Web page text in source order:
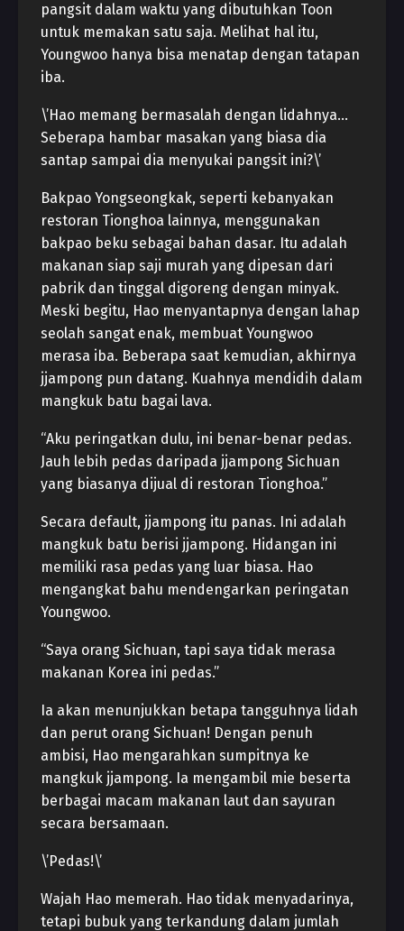
pangsit dalam waktu yang dibutuhkan Toon
untuk memakan satu saja. Melihat hal itu,
Youngwoo hanya bisa menatap dengan tatapan
iba.
\’Hao memang bermasalah dengan lidahnya…
Seberapa hambar masakan yang biasa dia
santap sampai dia menyukai pangsit ini?\’
Bakpao Yongseongkak, seperti kebanyakan
restoran Tionghoa lainnya, menggunakan
bakpao beku sebagai bahan dasar. Itu adalah
makanan siap saji murah yang dipesan dari
pabrik dan tinggal digoreng dengan minyak.
Meski begitu, Hao menyantapnya dengan lahap
seolah sangat enak, membuat Youngwoo
merasa iba. Beberapa saat kemudian, akhirnya
jjampong pun datang. Kuahnya mendidih dalam
mangkuk batu bagai lava.
“Aku peringatkan dulu, ini benar-benar pedas.
Jauh lebih pedas daripada jjampong Sichuan
yang biasanya dijual di restoran Tionghoa.”
Secara default, jjampong itu panas. Ini adalah
mangkuk batu berisi jjampong. Hidangan ini
memiliki rasa pedas yang luar biasa. Hao
mengangkat bahu mendengarkan peringatan
Youngwoo.
“Saya orang Sichuan, tapi saya tidak merasa
makanan Korea ini pedas.”
Ia akan menunjukkan betapa tangguhnya lidah
dan perut orang Sichuan! Dengan penuh
ambisi, Hao mengarahkan sumpitnya ke
mangkuk jjampong. Ia mengambil mie beserta
berbagai macam makanan laut dan sayuran
secara bersamaan.
\’Pedas!\’
Wajah Hao memerah. Hao tidak menyadarinya,
tetapi bubuk yang terkandung dalam jumlah